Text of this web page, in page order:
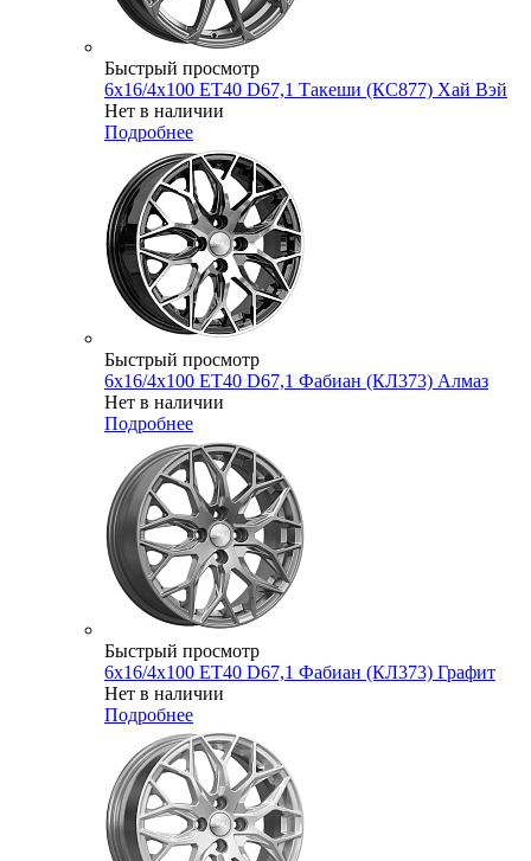
Быстрый просмотр
6x16/4x100 ET40 D67,1 Такеши (КС877) Хай Вэй
Нет в наличии
Подробнее
Быстрый просмотр
6x16/4x100 ET40 D67,1 Фабиан (КЛ373) Алмаз
Нет в наличии
Подробнее
Быстрый просмотр
6x16/4x100 ET40 D67,1 Фабиан (КЛ373) Графит
Нет в наличии
Подробнее